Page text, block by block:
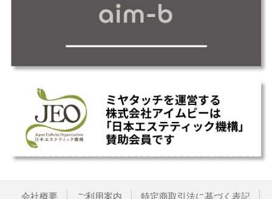
会社概要 ご利用案内 特定商取引法に基づく表記